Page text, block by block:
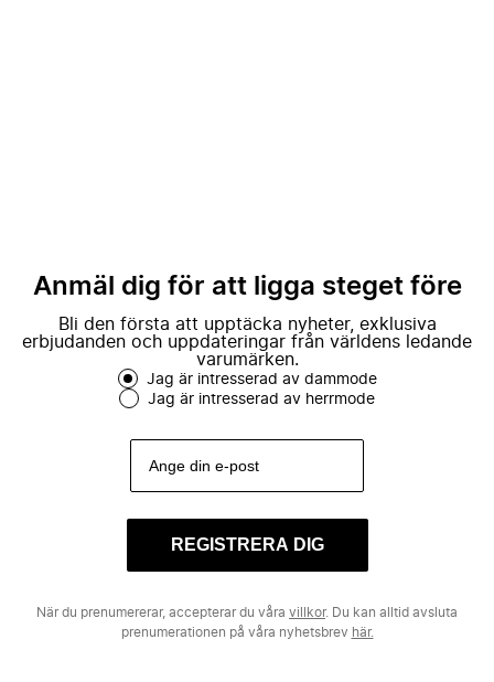
Anmäl dig för att ligga steget före
Bli den första att upptäcka nyheter, exklusiva
erbjudanden och uppdateringar från världens ledande
varumärken.
Jag är intresserad av dammode
Jag är intresserad av herrmode
REGISTRERA DIG
När du prenumererar, accepterar du våra villkor. Du kan alltid avsluta
prenumerationen på våra nyhetsbrev här.